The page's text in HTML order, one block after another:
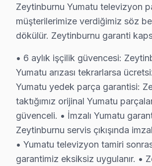
Yumatu Televizyon Servis
Yumatu televizyon arızası
Bir not: Zeytinburnu bölgesine
Zeytinburnu servisimizde her tamir
Wi-Fi bağlantı kopması sorunu
Zeytinburnu Yumatu tamiri için
Şunu da belirtelim: Zeytinburnu'de
Zeytinburnu bölgesindeki servis
Güç ışığı yanan ancak açılmayan
Pratikte gözlemlediğimiz:
Zeytinburnu Yumatu televizyon
müşterilerimize verdiğimiz söz
dökülür. Zeytinburnu garanti
• 6 aylık işçilik güvencesi:
Yumatu arızası tekrarlarsa
Yumatu yedek parça garantisi:
taktığımız orijinal Yumatu
güvenceli. • İmzalı Yumatu
Zeytinburnu servis çıkışında
• Yumatu televizyon tamiri
garantimiz eksiksiz uygulanır. •